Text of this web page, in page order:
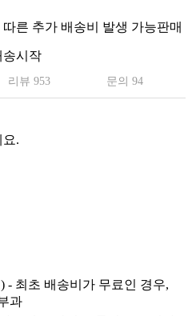
른 추가 배송비 발생 가능판매
송시작
리뷰 953 문의 94
.
- 최초 배송비가 무료인 경우,
과